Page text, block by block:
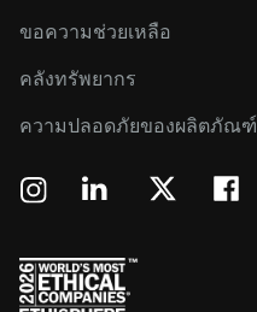
ขอความช่วยเหลือ
คลังทรัพยากร
ความปลอดภัยของผลิตภัณฑ์